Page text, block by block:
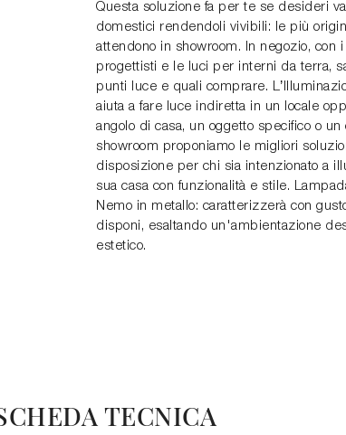
Questa soluzione fa per te se desideri
domestici rendendoli vivibili: le più
attendono in showroom. In negozio, con
progettisti e le luci per interni da terra,
punti luce e quali comprare.
aiuta a fare luce indiretta in un locale
angolo di casa, un oggetto specifico o
showroom proponiamo le migliori
disposizione per chi sia intenzionato a
sua casa con funzionalità e stile.
Nemo in metallo: caratterizzerà con
disponi, esaltando un'ambientazione
estetico.
TECNICA